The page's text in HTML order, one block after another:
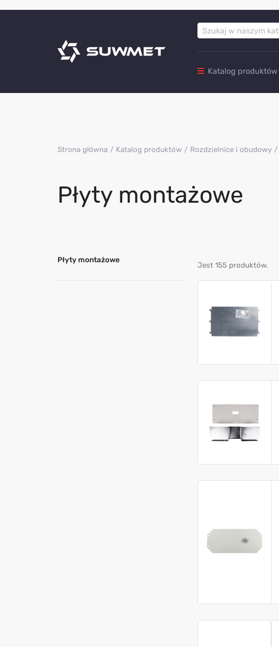
Katalog produktów
Strona główna Katalog produktów Rozdzielnice i obudowy
Płyty montażowe
Płyty montażowe
Jest 155 produktów.